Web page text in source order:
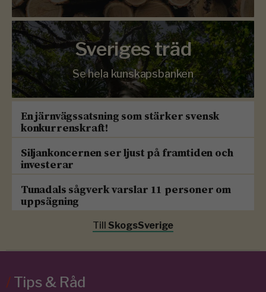
Sveriges träd
Se hela kunskapsbanken
En järnvägssatsning som stärker svensk
konkurrenskraft!
Siljankoncernen ser ljust på framtiden och
investerar
Tunadals sågverk varslar 11 personer om
uppsägning
Till SkogsSverige
/Tips & Råd